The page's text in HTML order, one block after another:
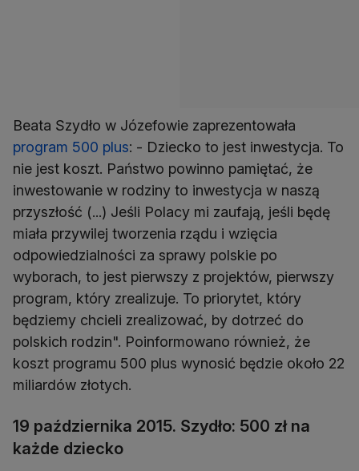
Beata Szydło w Józefowie zaprezentowała
program 500 plus: - Dziecko to jest inwestycja. To
nie jest koszt. Państwo powinno pamiętać, że
inwestowanie w rodziny to inwestycja w naszą
przyszłość (...) Jeśli Polacy mi zaufają, jeśli będę
miała przywilej tworzenia rządu i wzięcia
odpowiedzialności za sprawy polskie po
wyborach, to jest pierwszy z projektów, pierwszy
program, który zrealizuje. To priorytet, który
będziemy chcieli zrealizować, by dotrzeć do
polskich rodzin". Poinformowano również, że
koszt programu 500 plus wynosić będzie około 22
miliardów złotych.
19 października 2015. Szydło: 500 zł na
każde dziecko